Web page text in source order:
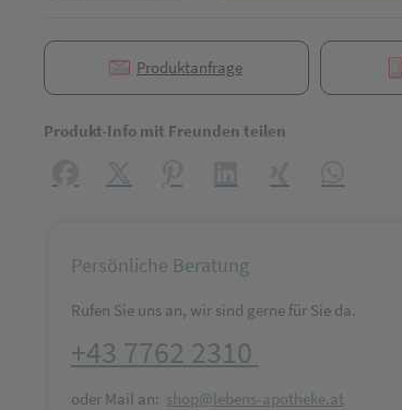
Produktanfrage
Produkt-Info mit Freunden teilen
Persönliche Beratung
Rufen Sie uns an, wir sind gerne für Sie da.
+43 7762 2310
oder Mail an: shop@lebens-apotheke.at